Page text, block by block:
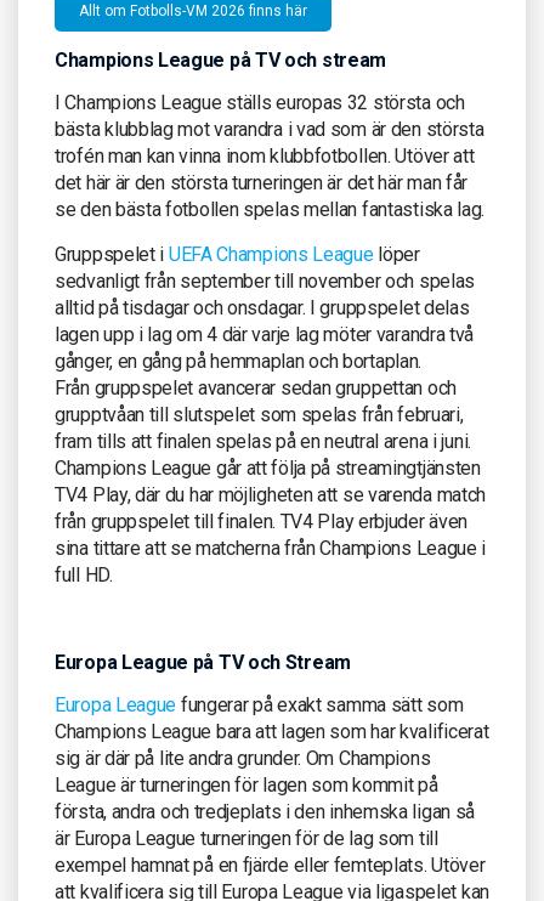
Allt om Fotbolls-VM 2026 finns här
Champions League på TV och stream
I Champions League ställs europas 32 största och
bästa klubblag mot varandra i vad som är den största
trofén man kan vinna inom klubbfotbollen. Utöver att
det här är den största turneringen är det här man får
se den bästa fotbollen spelas mellan fantastiska lag.
Gruppspelet i UEFA Champions Leaguelöper
sedvanligt från september till november och spelas
alltid på tisdagar och onsdagar. I gruppspelet delas
lagen upp i lag om 4 där varje lag möter varandra två
gånger, en gång på hemmaplan och bortaplan.
Från gruppspelet avancerar sedan gruppettan och
grupptvåan till slutspelet som spelas från februari,
fram tills att finalen spelas på en neutral arena i juni.
Champions League går att följa på streamingtjänsten
TV4 Play, där du har möjligheten att se varenda match
från gruppspelet till finalen. TV4 Play erbjuder även
sina tittare att se matcherna från Champions League i
full HD.
Europa League på TV och Stream
Europa League fungerar på exakt samma sätt som
Champions League bara att lagen som har kvalificerat
sig är där på lite andra grunder. Om Champions
League är turneringen för lagen som kommit på
första, andra och tredjeplats i den inhemska ligan så
är Europa League turneringen för de lag som till
exempel hamnat på en fjärde eller femteplats. Utöver
att kvalificera sig till Europa League via ligaspelet kan